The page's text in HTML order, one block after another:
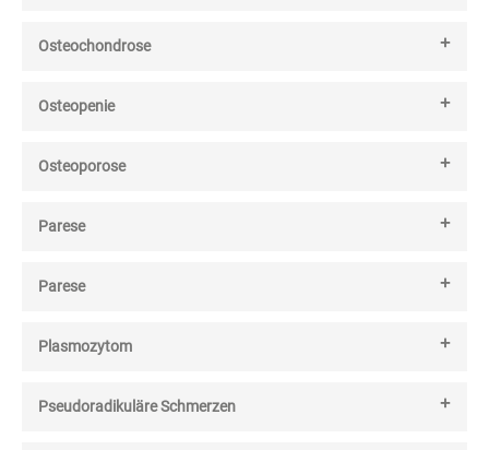
Osteochondrose
Osteopenie
Osteoporose
Parese
Parese
Plasmozytom
Pseudoradikuläre Schmerzen